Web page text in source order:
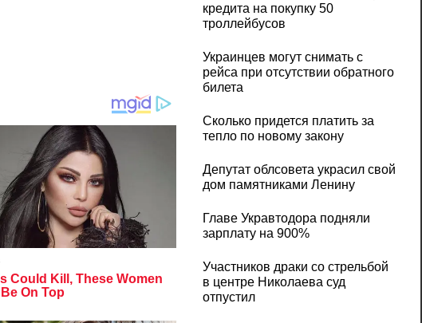
кредита на покупку 50
троллейбусов
Украинцев могут снимать с
рейса при отсутствии обратного
билета
Сколько придется платить за
тепло по новому закону
Депутат облсовета украсил свой
дом памятниками Ленину
Главе Укравтодора подняли
зарплату на 900%
Участников драки со стрельбой
в центре Николаева суд
отпустил